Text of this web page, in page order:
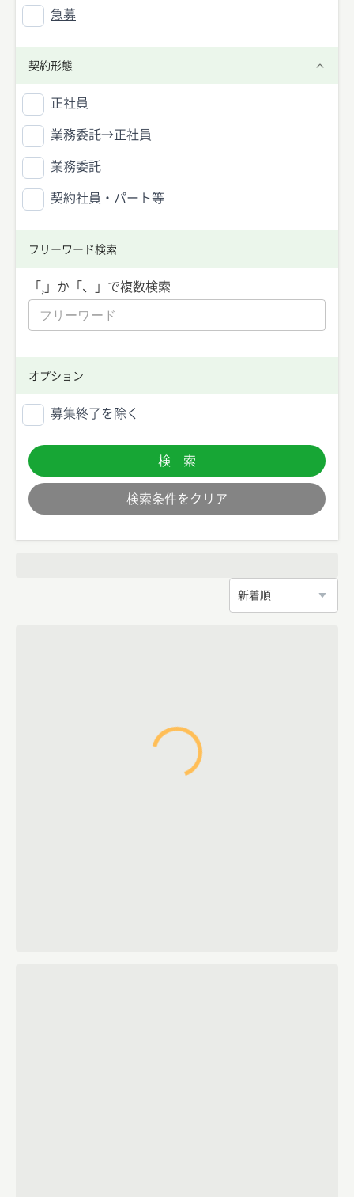
急募
契約形態
正社員
業務委託→正社員
業務委託
契約社員・パート等
フリーワード検索
「,」か「、」で複数検索
オプション
募集終了を除く
検 索
検索条件をクリア